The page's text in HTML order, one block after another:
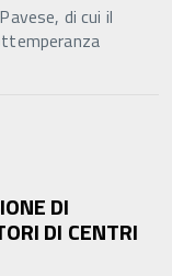
di cui il
DI
DI CENTRI